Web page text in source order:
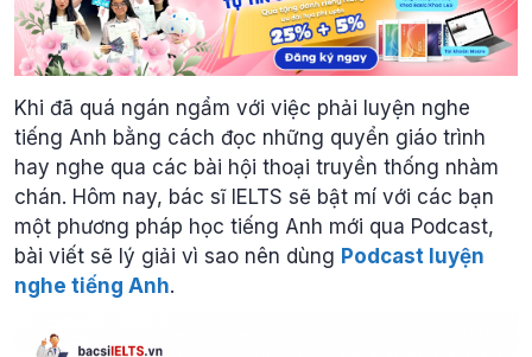
Khi đã quá ngán ngẩm với việc phải luyện nghe
tiếng Anh bằng cách đọc những quyển giáo trình
hay nghe qua các bài hội thoại truyền thống nhàm
chán. Hôm nay, bác sĩ IELTS sẽ bật mí với các bạn
một phương pháp học tiếng Anh mới qua Podcast,
bài viết sẽ lý giải vì sao nên dùng Podcast luyện
nghe tiếng Anh.